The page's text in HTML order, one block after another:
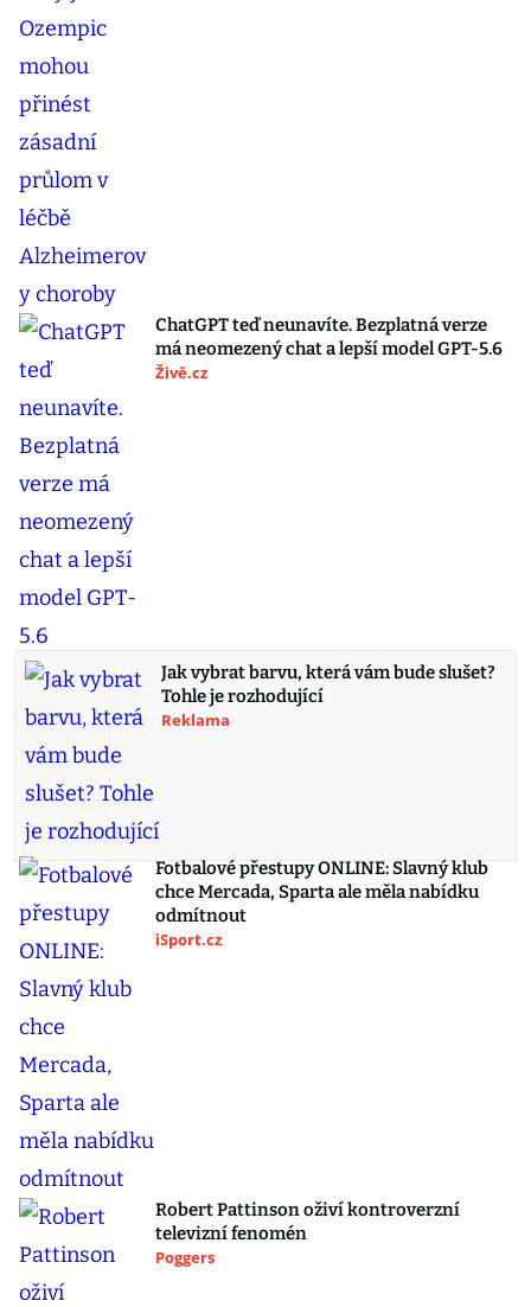
ChatGPT teď neunavíte. Bezplatná verze
má neomezený chat a lepší model GPT-5.6
Živě.cz
Jak vybrat barvu, která vám bude slušet?
Tohle je rozhodující
Reklama
Fotbalové přestupy ONLINE: Slavný klub
chce Mercada, Sparta ale měla nabídku
odmítnout
iSport.cz
Robert Pattinson oživí kontroverzní
televizní fenomén
Poggers